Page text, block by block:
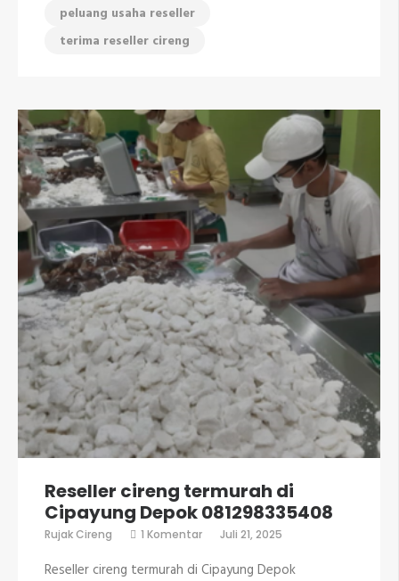
peluang usaha reseller
terima reseller cireng
Reseller cireng termurah di
Cipayung Depok 081298335408
Rujak Cireng 1 Komentarpada
termurah
Juli 21, 2025
Reseller cireng termurah di Cipayung Depok